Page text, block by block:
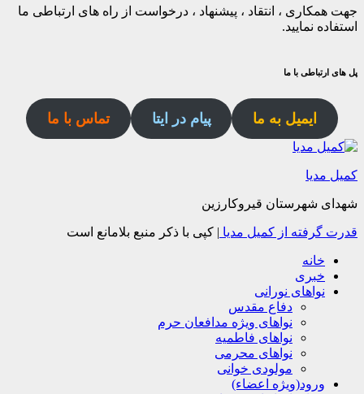
جهت همکاری ، انتقاد ، پیشنهاد ، درخواست از راه های ارتباطی ما
استفاده نمایید.
پل های ارتباطی با ما
ایمیل به ما پیام در ایتا تماس با ما
کمیل مدیا
شهدای شهرستان قیروکارزین
قدرت گرفته از کمیل مدیا | کپی با ذکر منبع بلامانع است
خانه
خبری
نواهای نورانی
دفاع مقدس
نواهای ویژه مدافعان حرم
نواهای فاطمیه
نواهای محرمی
مولودی خوانی
ورود(ویژه اعضاء)